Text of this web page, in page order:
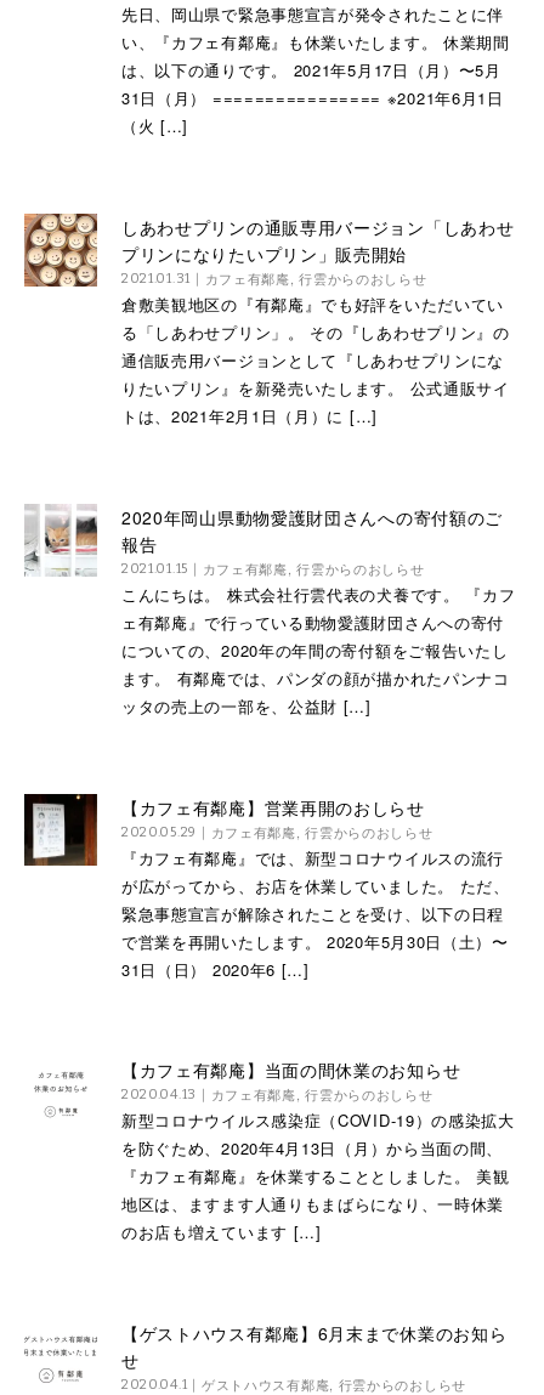
先日、岡山県で緊急事態宣言が発令されたことに伴
い、『カフェ有鄰庵』も休業いたします。 休業期間
は、以下の通りです。 2021年5月17日（月）〜5月
31日（月） ================ ※2021年6月1日
（火 […]
しあわせプリンの通販専用バージョン「しあわせ
プリンになりたいプリン」販売開始
2021.01.31 カフェ有鄰庵 ,行雲からのおしらせ
倉敷美観地区の『有鄰庵』でも好評をいただいてい
る「しあわせプリン」。 その『しあわせプリン』の
通信販売用バージョンとして『しあわせプリンにな
りたいプリン』を新発売いたします。 公式通販サイ
トは、2021年2月1日（月）に […]
2020年岡山県動物愛護財団さんへの寄付額のご
報告
2021.01.15 カフェ有鄰庵 ,行雲からのおしらせ
こんにちは。 株式会社行雲代表の犬養です。 『カフ
ェ有鄰庵』で行っている動物愛護財団さんへの寄付
についての、2020年の年間の寄付額をご報告いたし
ます。 有鄰庵では、パンダの顔が描かれたパンナコ
ッタの売上の一部を、公益財 […]
【カフェ有鄰庵】営業再開のおしらせ
2020.05.29 カフェ有鄰庵 ,行雲からのおしらせ
『カフェ有鄰庵』では、新型コロナウイルスの流行
が広がってから、お店を休業していました。 ただ、
緊急事態宣言が解除されたことを受け、以下の日程
で営業を再開いたします。 2020年5月30日（土）〜
31日（日） 2020年6 […]
【カフェ有鄰庵】当面の間休業のお知らせ
2020.04.13 カフェ有鄰庵,行雲からのおしらせ
新型コロナウイルス感染症（COVID-19）の感染拡大
を防ぐため、2020年4月13日（月）から当面の間、
『カフェ有鄰庵』を休業することとしました。 美観
地区は、ますます人通りもまばらになり、一時休業
のお店も増えています […]
【ゲストハウス有鄰庵】6月末まで休業のお知ら
せ
2020.04.1 ゲストハウス有鄰庵, 行雲からのおしらせ